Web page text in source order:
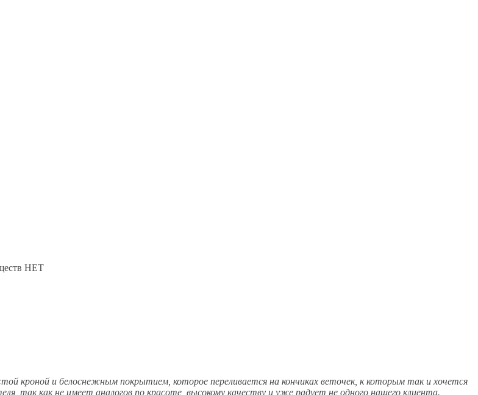
НЕТ
кроной и белоснежным покрытием, которое переливается на кончиках веточек, к которым так и хочется
так как не имеет аналогов по красоте, высокому качеству и уже радует не одного нашего клиента.